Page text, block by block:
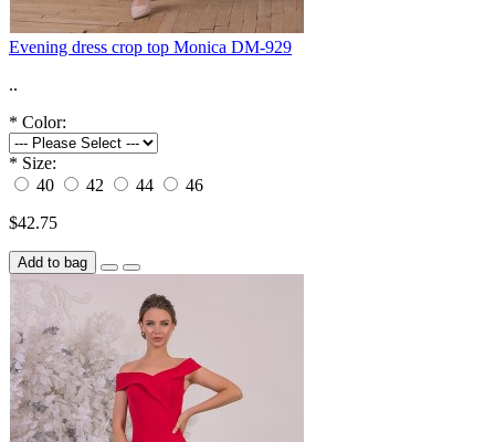
Evening dress crop top Monica DM-929
..
* Color:
* Size:
40
42 44
46
$42.75
Add to bag